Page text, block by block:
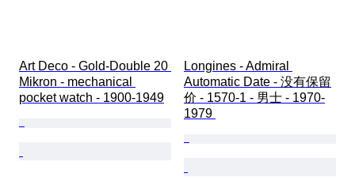
Art Deco - Gold-Double 20
Mikron - mechanical
pocket watch - 1900-1949
Longines - Admiral
Automatic Date - 没有保留
价 - 1570-1 - 男士 - 1970-
1979